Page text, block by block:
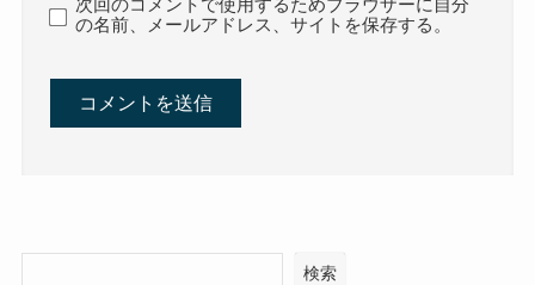
次回のコメントで使用するためブラウザーに自分
の名前、メールアドレス、サイトを保存する。
検索